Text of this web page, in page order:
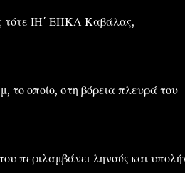
τότε ΙΗ΄ ΕΠΚΑ Καβάλας,
το οποίο, στη βόρεια πλευρά του
περιλαμβάνει ληνούς και